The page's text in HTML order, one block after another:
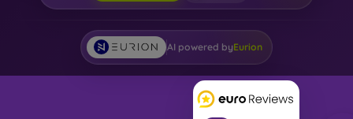
AI powered byEurion